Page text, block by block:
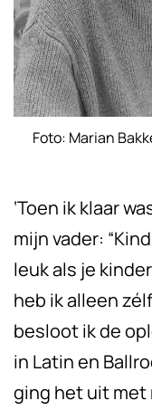
Foto: Marian
‘Toen ik klaar
mijn vader:
leuk als je
heb ik alleen
besloot ik de
in Latin en
ging het uit met